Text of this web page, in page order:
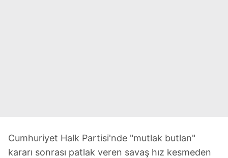
Cumhuriyet Halk Partisi'nde "mutlak butlan"
kararı sonrası patlak veren savaş hız kesmeden